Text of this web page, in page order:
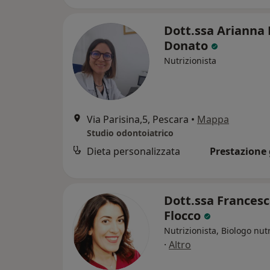
Dott.ssa Arianna
Donato
Nutrizionista
Via Parisina,5, Pescara • Mappa
Studio odontoiatrico
Dieta personalizzata
Dott.ssa
Flocco
Nutrizionista, Biologo
· Altro